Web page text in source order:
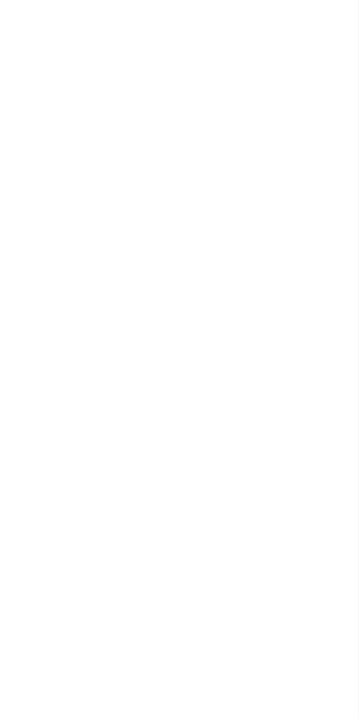
punto 5 dell’
di prevenzione e
per la sicurezza.
Regioni 21/12/2011
azienda. Il corso è
e delle politiche
corsi di formazione per
dai rischi, ai sensi
(DLSPP)
all’approfondimento degli